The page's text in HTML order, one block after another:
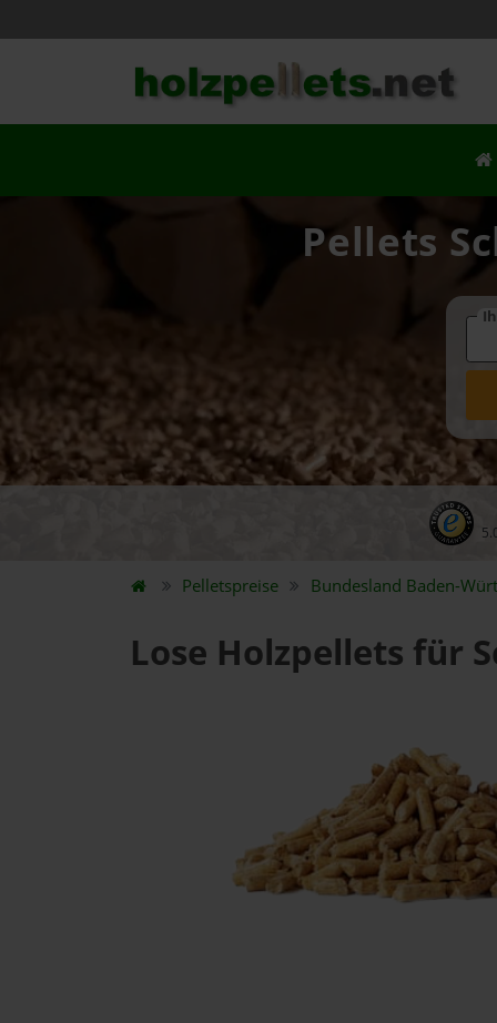
Pellets
Pelletspreise Bundesland Baden-
Lose Holzpellets für